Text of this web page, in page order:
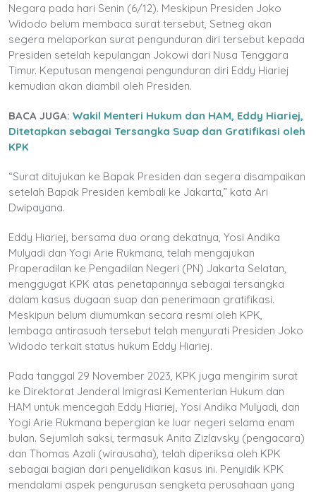
Negara pada hari Senin (6/12). Meskipun Presiden Joko
Widodo belum membaca surat tersebut, Setneg akan
segera melaporkan surat pengunduran diri tersebut kepada
Presiden setelah kepulangan Jokowi dari Nusa Tenggara
Timur. Keputusan mengenai pengunduran diri Eddy Hiariej
kemudian akan diambil oleh Presiden.
BACA JUGA: Wakil Menteri Hukum dan HAM, Eddy Hiariej,
Ditetapkan sebagai Tersangka Suap dan Gratifikasi oleh
KPK
“Surat ditujukan ke Bapak Presiden dan segera disampaikan
setelah Bapak Presiden kembali ke Jakarta,” kata Ari
Dwipayana.
Eddy Hiariej, bersama dua orang dekatnya, Yosi Andika
Mulyadi dan Yogi Arie Rukmana, telah mengajukan
Praperadilan ke Pengadilan Negeri (PN) Jakarta Selatan,
menggugat KPK atas penetapannya sebagai tersangka
dalam kasus dugaan suap dan penerimaan gratifikasi.
Meskipun belum diumumkan secara resmi oleh KPK,
lembaga antirasuah tersebut telah menyurati Presiden Joko
Widodo terkait status hukum Eddy Hiariej.
Pada tanggal 29 November 2023, KPK juga mengirim surat
ke Direktorat Jenderal Imigrasi Kementerian Hukum dan
HAM untuk mencegah Eddy Hiariej, Yosi Andika Mulyadi, dan
Yogi Arie Rukmana bepergian ke luar negeri selama enam
bulan. Sejumlah saksi, termasuk Anita Zizlavsky (pengacara)
dan Thomas Azali (wirausaha), telah diperiksa oleh KPK
sebagai bagian dari penyelidikan kasus ini. Penyidik KPK
mendalami aspek pengurusan sengketa perusahaan yang